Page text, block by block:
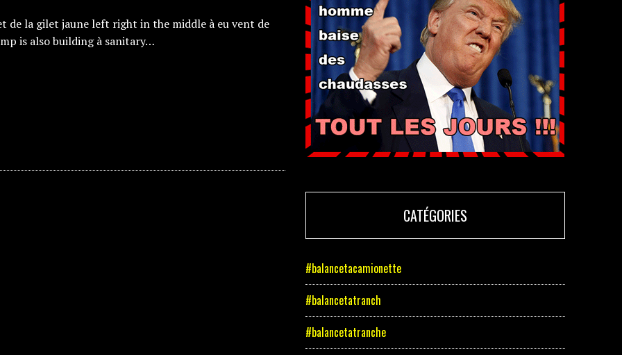
de la gilet jaune left right in the middle à eu vent de
is also building à sanitary…
CATÉGORIES
#balancetacamionette
#balancetatranch
#balancetatranche